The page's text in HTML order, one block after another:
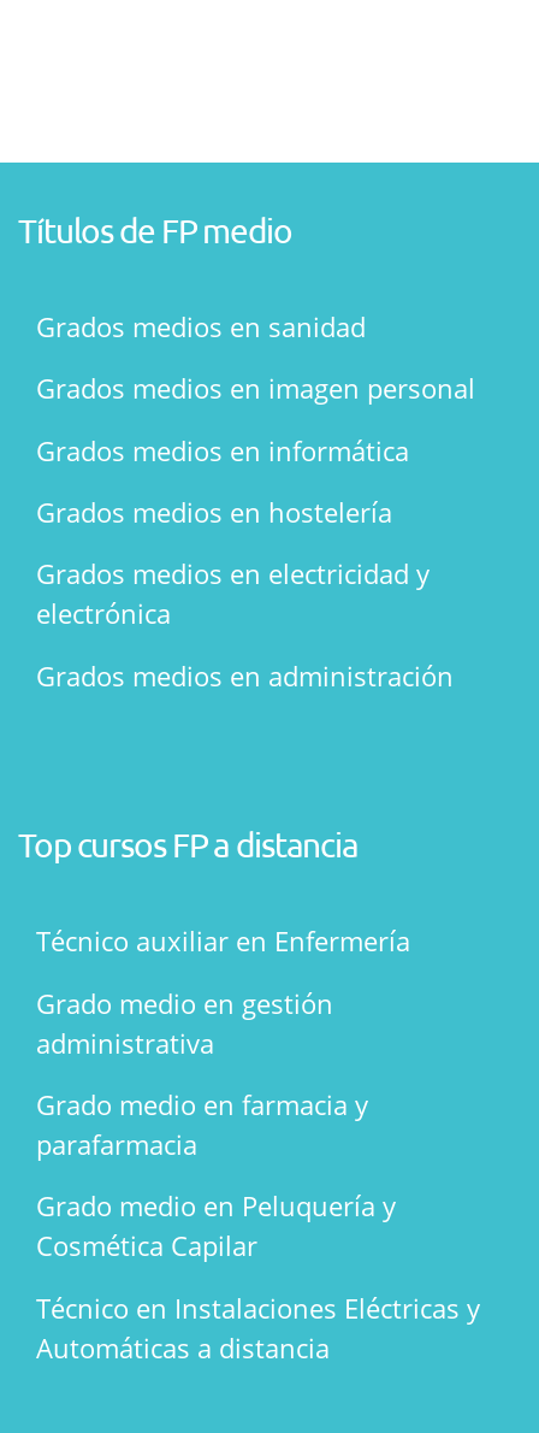
Títulos de FP medio
Grados medios en sanidad
Grados medios en imagen personal
Grados medios en informática
Grados medios en hostelería
Grados medios en electricidad y
electrónica
Grados medios en administración
Top cursos FP a distancia
Técnico auxiliar en Enfermería
Grado medio en gestión
administrativa
Grado medio en farmacia y
parafarmacia
Grado medio en Peluquería y
Cosmética Capilar
Técnico en Instalaciones Eléctricas y
Automáticas a distancia